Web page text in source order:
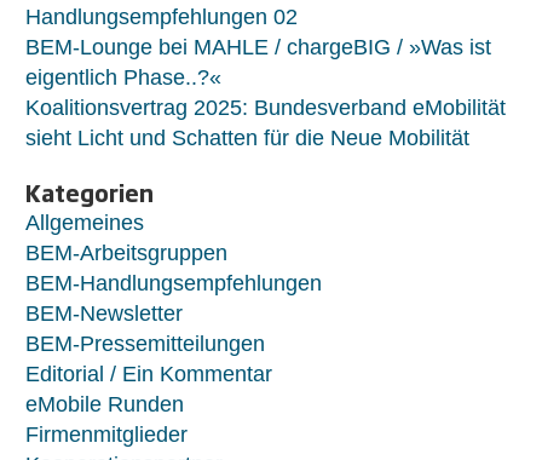
Handlungsempfehlungen 02
BEM-Lounge bei MAHLE / chargeBIG / »Was ist
eigentlich Phase..?«
Koalitionsvertrag 2025: Bundesverband eMobilität
sieht Licht und Schatten für die Neue Mobilität
Kategorien
Allgemeines
BEM-Arbeitsgruppen
BEM-Handlungsempfehlungen
BEM-Newsletter
BEM-Pressemitteilungen
Editorial / Ein Kommentar
eMobile Runden
Firmenmitglieder